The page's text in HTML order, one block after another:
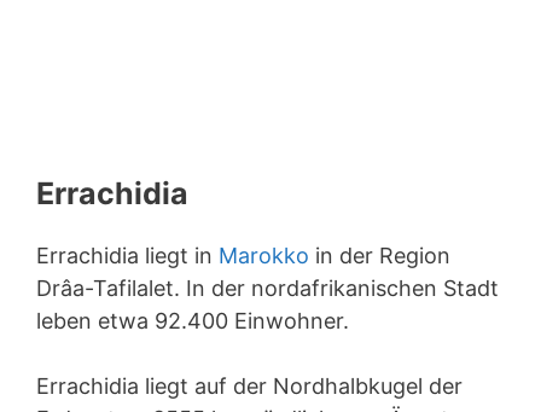
Errachidia
Errachidia liegt in Marokko in der Region
Drâa-Tafilalet. In der nordafrikanischen Stadt
leben etwa 92.400 Einwohner.
Errachidia liegt auf der Nordhalbkugel der